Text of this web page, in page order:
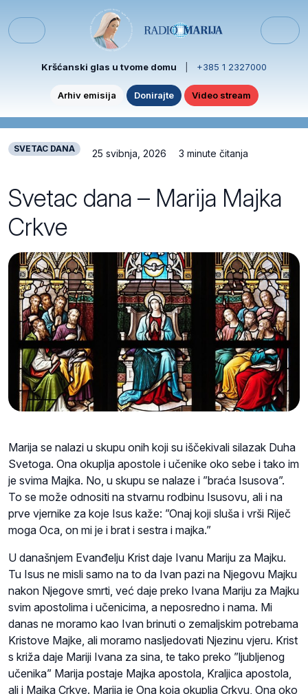
Menu
Kršćanski glas u tvome domu +385 1 2327000
Arhiv emisija Donirajte Video stream
SVETAC DANA 25 svibnja, 2026 3 minute čitanja
Svetac dana – Marija Majka
Crkve
Marija se nalazi u skupu onih koji su iščekivali silazak Duha
Svetoga. Ona okuplja apostole i učenike oko sebe i tako im
je svima Majka. No, u skupu se nalaze i ”braća Isusova”.
To se može odnositi na stvarnu rodbinu Isusovu, ali i na
prve vjernike za koje Isus kaže: ”Onaj koji sluša i vrši Riječ
moga Oca, on mi je i brat i sestra i majka.”
U današnjem Evanđelju Krist daje Ivanu Mariju za Majku.
Tu Isus ne misli samo na to da Ivan pazi na Njegovu Majku
nakon Njegove smrti, već daje preko Ivana Mariju za Majku
svim apostolima i učenicima, a neposredno i nama. Mi
danas ne moramo kao Ivan brinuti o zemaljskim potrebama
Kristove Majke, ali moramo nasljedovati Njezinu vjeru. Krist
s križa daje Mariji Ivana za sina, te tako preko ”ljubljenog
učenika” Marija postaje Majka apostola, Kraljica apostola,
ali i Majka Crkve. Marija je Ona koja okuplja Crkvu, Ona oko